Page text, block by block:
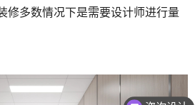
修多数情况下是需要设计师进行量
咨询设计